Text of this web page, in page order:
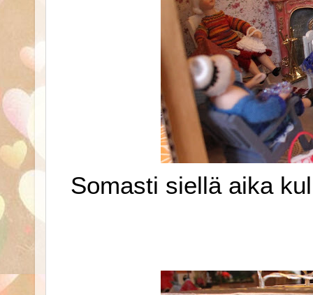
Somasti siellä aika